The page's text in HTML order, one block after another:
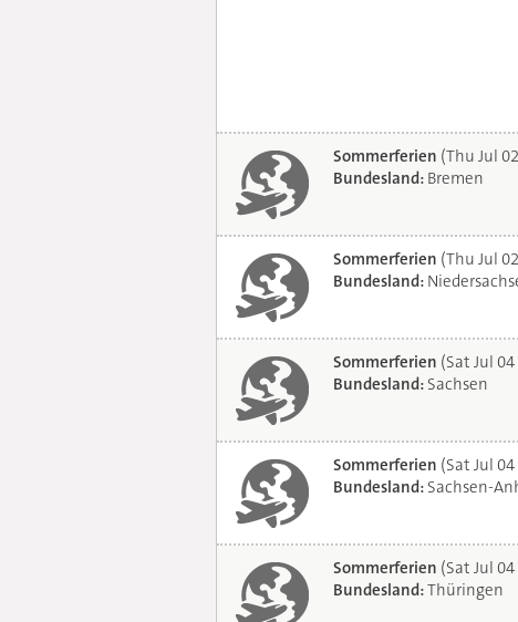
Sommerferien (Thu Jul
Bundesland: Bremen
Sommerferien (Thu Jul
Bundesland:
Sommerferien (Sat Jul
Bundesland: Sachsen
Sommerferien (Sat Jul
Bundesland: Sachsen-
Sommerferien (Sat Jul
Bundesland:Thüringen